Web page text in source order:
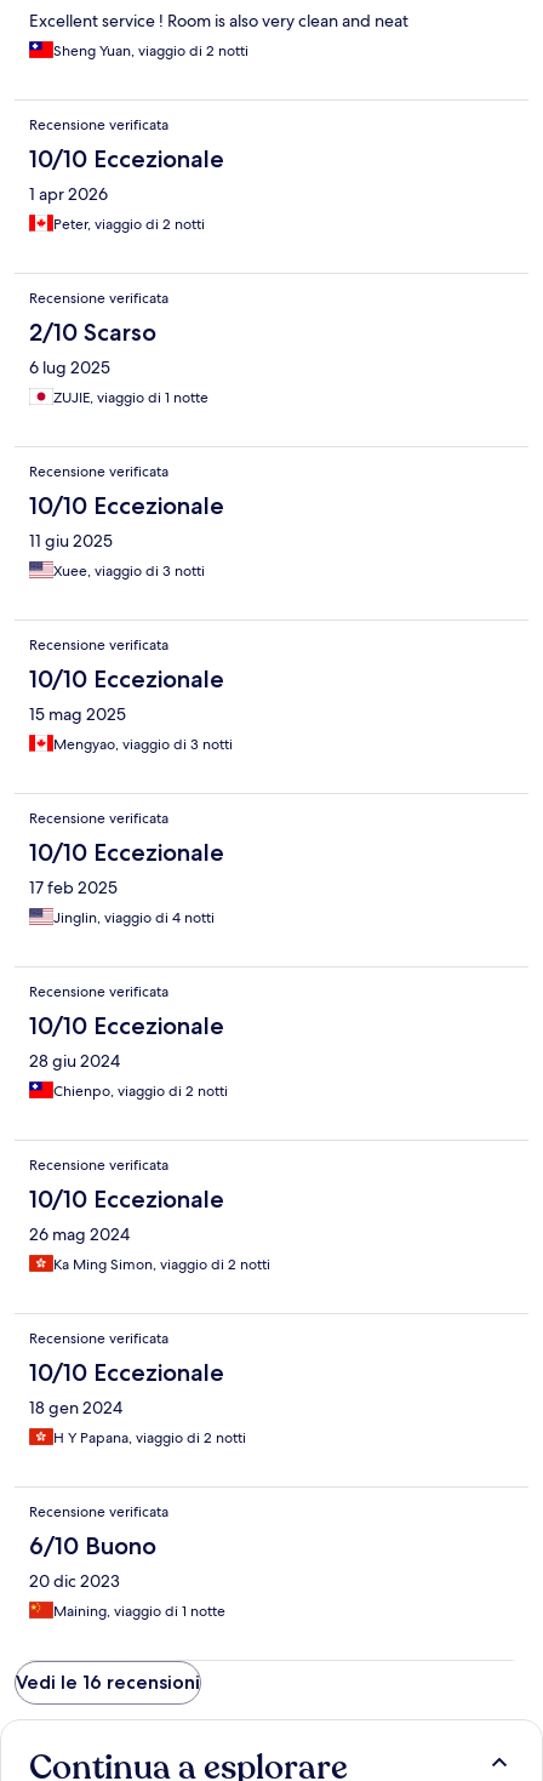
stay again and highly recommend this hotel.
Excellent service ! Room is also very clean and neat
Sheng Yuan, viaggio di 2 notti
Recensione verificata
10/10 Eccezionale
1 apr 2026
Peter, viaggio di 2 notti
Recensione verificata
2/10 Scarso
6 lug 2025
ZUJIE, viaggio di 1 notte
Recensione verificata
10/10 Eccezionale
11 giu 2025
Xuee, viaggio di 3 notti
Recensione verificata
10/10 Eccezionale
15 mag 2025
Mengyao, viaggio di 3 notti
Recensione verificata
10/10 Eccezionale
17 feb 2025
Jinglin, viaggio di 4 notti
Recensione verificata
10/10 Eccezionale
28 giu 2024
Chienpo, viaggio di 2 notti
Recensione verificata
10/10 Eccezionale
26 mag 2024
Ka Ming Simon, viaggio di 2 notti
Recensione verificata
10/10 Eccezionale
18 gen 2024
H Y Papana, viaggio di 2 notti
Recensione verificata
6/10 Buono
20 dic 2023
Maining, viaggio di 1 notte
Vedi le 16 recensioni
Continua a esplorare